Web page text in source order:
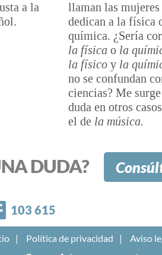
a la
llaman las mujeres
dedican a la física
química. ¿Sería
la física o la
la físico y la
no se confundan
ciencias? Me
duda en otros
el de la música.
DUDA?
Facebook
103 615
Política de privacidad Aviso